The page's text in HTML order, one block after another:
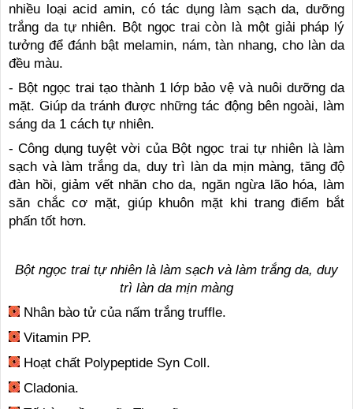
nhiều loại acid amin, có tác dụng làm sạch da, dưỡng
trắng da tự nhiên. Bột ngọc trai còn là một giải pháp lý
tưởng để đánh bật melamin, nám, tàn nhang, cho làn da
đều màu.
- Bột ngọc trai tạo thành 1 lớp bảo vệ và nuôi dưỡng da
mặt. Giúp da tránh được những tác động bên ngoài, làm
sáng da 1 cách tự nhiên.
- Công dụng tuyệt vời của Bột ngọc trai tự nhiên là làm
sạch và làm trắng da, duy trì làn da mịn màng, tăng độ
đàn hồi, giảm vết nhăn cho da, ngăn ngừa lão hóa, làm
săn chắc cơ mặt, giúp khuôn mặt khi trang điểm bắt
phấn tốt hơn.
Bột ngọc trai tự nhiên là làm sạch và làm trắng da, duy
trì làn da mịn màng
Nhân bào tử của nấm trắng truffle.
Vitamin PP.
Hoạt chất Polypeptide Syn Coll.
Cladonia.